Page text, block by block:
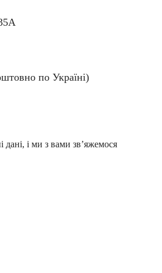
по Україні)
дані, і ми з вами звʼяжемося